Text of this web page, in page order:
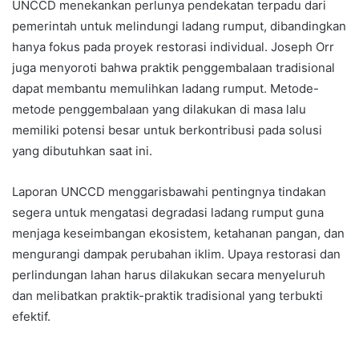
UNCCD menekankan perlunya pendekatan terpadu dari
pemerintah untuk melindungi ladang rumput, dibandingkan
hanya fokus pada proyek restorasi individual. Joseph Orr
juga menyoroti bahwa praktik penggembalaan tradisional
dapat membantu memulihkan ladang rumput. Metode-
metode penggembalaan yang dilakukan di masa lalu
memiliki potensi besar untuk berkontribusi pada solusi
yang dibutuhkan saat ini.
Laporan UNCCD menggarisbawahi pentingnya tindakan
segera untuk mengatasi degradasi ladang rumput guna
menjaga keseimbangan ekosistem, ketahanan pangan, dan
mengurangi dampak perubahan iklim. Upaya restorasi dan
perlindungan lahan harus dilakukan secara menyeluruh
dan melibatkan praktik-praktik tradisional yang terbukti
efektif.